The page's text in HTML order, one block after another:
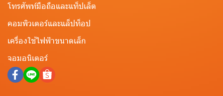
โทรศัพท์มือถือและแท็ปเล็ต
คอมพิวเตอร์และแล็ปท็อป
เครื่องใช้ไฟฟ้าขนาดเล็ก
จอมอนิเตอร์